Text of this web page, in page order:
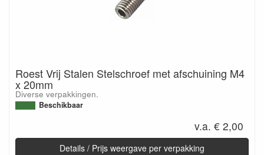
Roest Vrij Stalen Stelschroef met afschuining M4
x 20mm
Diverse verpakkingen.
Beschikbaar
v.a. € 2,00
Details / Prijs weergave per verpakking